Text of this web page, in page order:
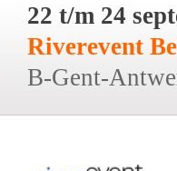
22 t/m 24
Riverevent
B-Gent-